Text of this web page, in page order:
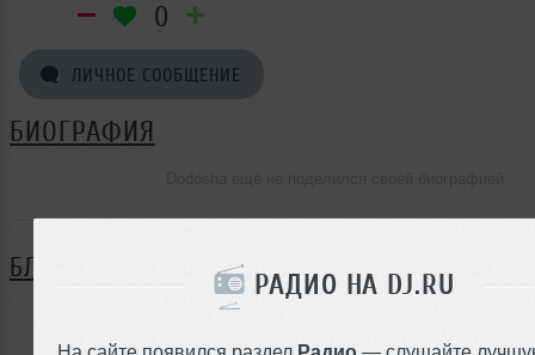
РАДИО НА DJ.RU
На сайте появился раздел Радио — слушайте
0
ЛИЧНОЕ СООБЩЕНИЕ
БИОГРАФИЯ
БЛОГ